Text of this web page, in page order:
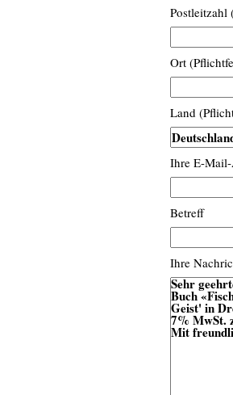
Postleitzahl
Ort
Land
Ihre E-
Betreff
Ihre